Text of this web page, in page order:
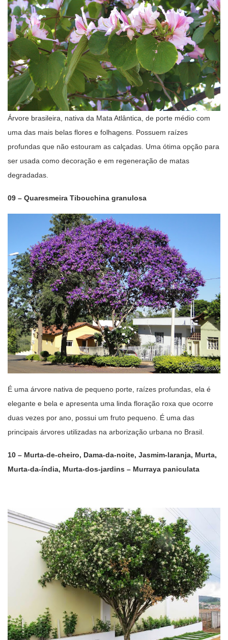
Árvore brasileira, nativa da Mata Atlântica, de porte médio com
uma das mais belas flores e folhagens. Possuem raízes
profundas que não estouram as calçadas. Uma ótima opção para
ser usada como decoração e em regeneração de matas
degradadas.
09 – Quaresmeira Tibouchina granulosa
É uma árvore nativa de pequeno porte, raízes profundas, ela é
elegante e bela e apresenta uma linda floração roxa que ocorre
duas vezes por ano, possui um fruto pequeno. É uma das
principais árvores utilizadas na arborização urbana no Brasil.
10 – Murta-de-cheiro, Dama-da-noite, Jasmim-laranja, Murta,
Murta-da-índia, Murta-dos-jardins – Murraya paniculata